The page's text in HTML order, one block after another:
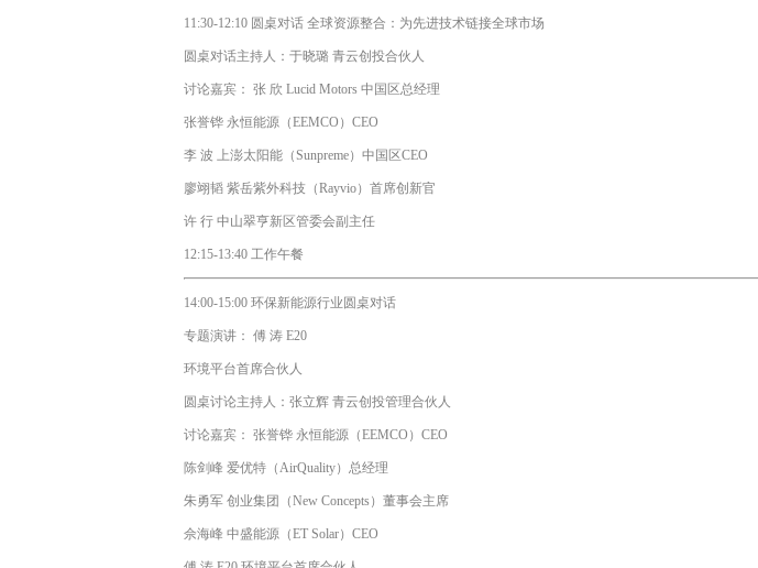
11:30-12:10 圆桌对话 全球资源整合：为先进技术链接全球市场
圆桌对话主持⼈：于晓璐 青云创投合伙⼈
讨论嘉宾： 张 欣 Lucid Motors 中国区总经理
张誉铧 永恒能源（EEMCO）CEO
李 波 上澎太阳能（Sunpreme）中国区CEO
廖翊韬 紫岳紫外科技（Rayvio）首席创新官
许 ⾏ 中⼭翠亨新区管委会副主任
12:15-13:40 ⼯作午餐
14:00-15:00 环保新能源⾏业圆桌对话
专题演讲： 傅 涛 E20
环境平台首席合伙⼈
圆桌讨论主持⼈：张立辉 青云创投管理合伙⼈
讨论嘉宾： 张誉铧 永恒能源（EEMCO）CEO
陈剑峰 爱优特（AirQuality）总经理
朱勇军 创业集团（New Concepts）董事会主席
佘海峰 中盛能源（ET Solar）CEO